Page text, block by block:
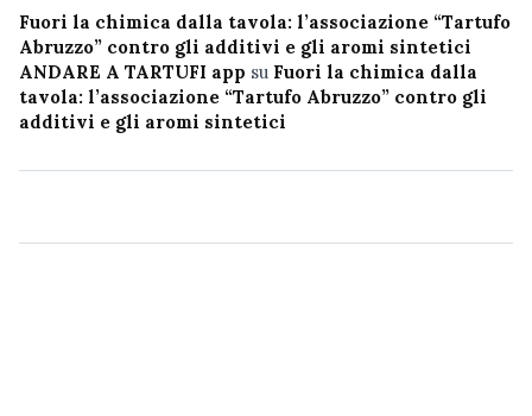
Fuori la chimica dalla tavola: l’associazione “Tartufo
Abruzzo” contro gli additivi e gli aromi sintetici
ANDARE A TARTUFI app su Fuori la chimica dalla
tavola: l’associazione “Tartufo Abruzzo” contro gli
additivi e gli aromi sintetici